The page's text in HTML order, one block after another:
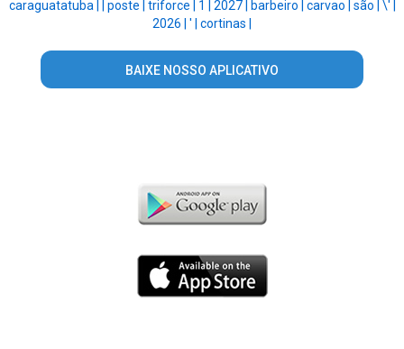
caraguatatuba | poste | triforce | 1 | 2027 | barbeiro | carvao | são | \' |
2026 | ' | cortinas |
BAIXE NOSSO APLICATIVO